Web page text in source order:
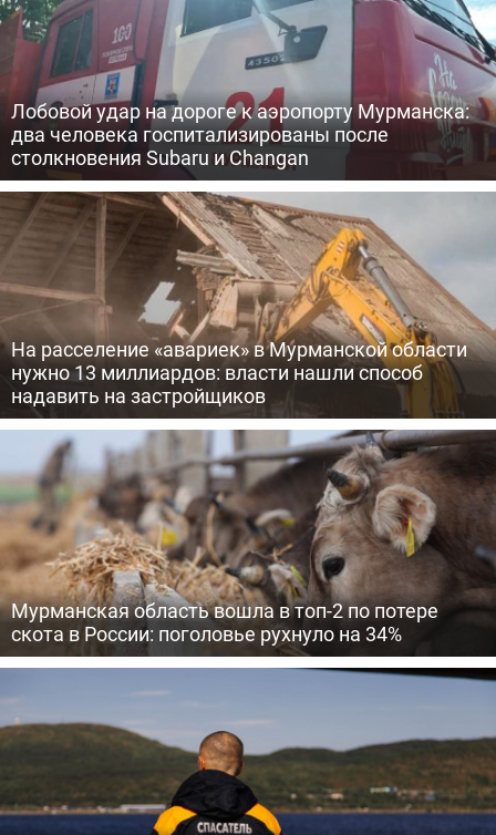
Лобовой удар на дороге к аэропорту Мурманска:
два человека госпитализированы после
столкновения Subaru и Changan
На расселение «авариек» в Мурманской области
нужно 13 миллиардов: власти нашли способ
надавить на застройщиков
Мурманская область вошла в топ-2 по потере
скота в России: поголовье рухнуло на 34%